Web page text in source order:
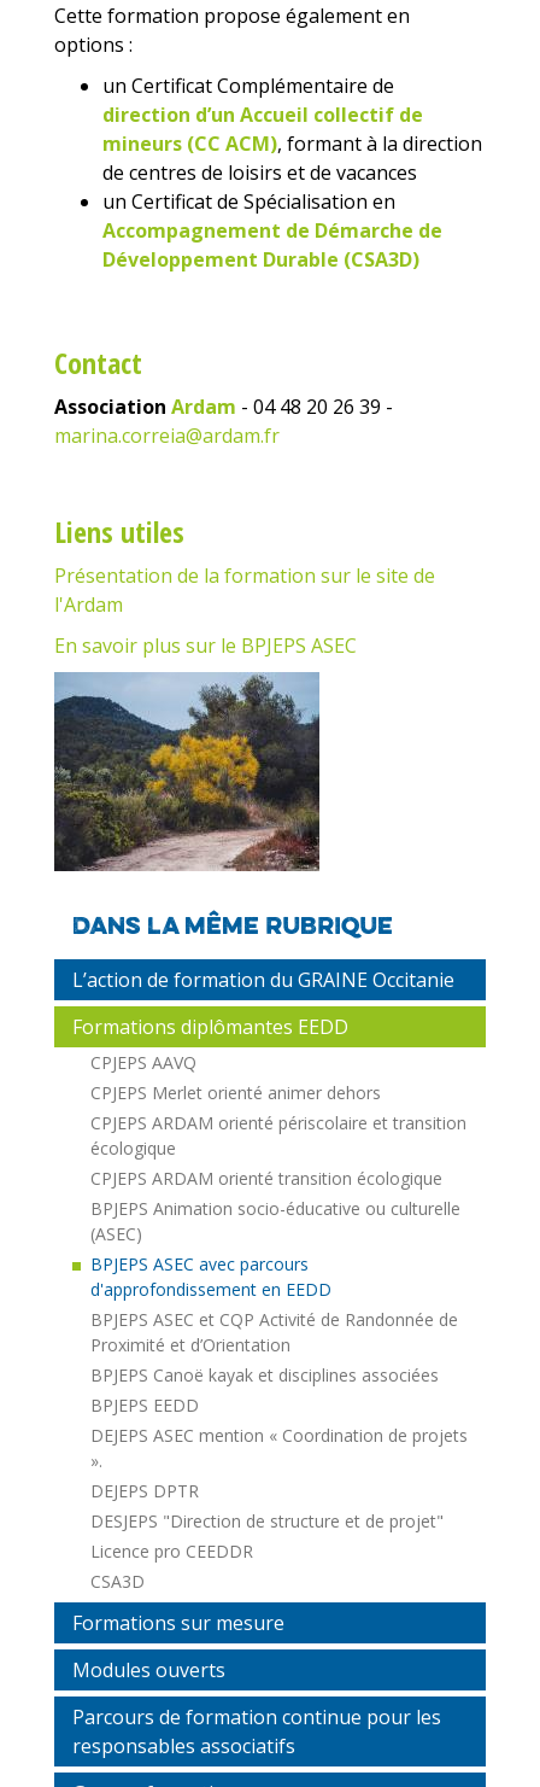
Cette formation propose également en
options :
un Certificat Complémentaire de
direction d’un Accueil collectif de
mineurs (CC ACM), formant à la direction
de centres de loisirs et de vacances
un Certificat de Spécialisation en
Accompagnement de Démarche de
Développement Durable (CSA3D)
Contact
Association Ardam - 04 48 20 26 39 -
marina.correia@ardam.fr
Liens utiles
Présentation de la formation sur le site de
l'Ardam
En savoir plus sur le BPJEPS ASEC
Dans la même rubrique
L’action de formation du GRAINE Occitanie
Formations diplômantes EEDD
CPJEPS AAVQ
CPJEPS Merlet orienté animer dehors
CPJEPS ARDAM orienté périscolaire et transition
écologique
CPJEPS ARDAM orienté transition écologique
BPJEPS Animation socio-éducative ou culturelle
(ASEC)
BPJEPS ASEC avec parcours
d'approfondissement en EEDD
BPJEPS ASEC et CQP Activité de Randonnée de
Proximité et d’Orientation
BPJEPS Canoë kayak et disciplines associées
BPJEPS EEDD
DEJEPS ASEC mention « Coordination de projets
».
DEJEPS DPTR
DESJEPS "Direction de structure et de projet"
Licence pro CEEDDR
CSA3D
Formations sur mesure
Modules ouverts
Parcours de formation continue pour les
responsables associatifs